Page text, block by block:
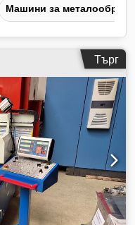
Машини за
Търг